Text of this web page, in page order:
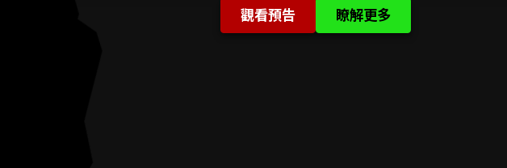
觀看預告 瞭解更多